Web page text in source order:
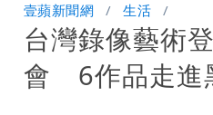
他崩潰喊完蛋
黑面嫁女席開
調轉為感動「這
以色列媒體驚爆
壹蘋新聞網 生活
台灣錄像藝術
會 6作品走進